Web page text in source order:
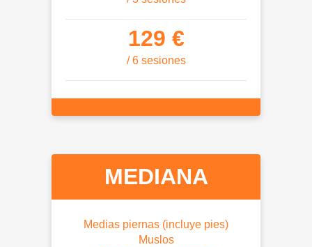
129 €
/ 6 sesiones
MEDIANA
Medias piernas (incluye pies)
Muslos